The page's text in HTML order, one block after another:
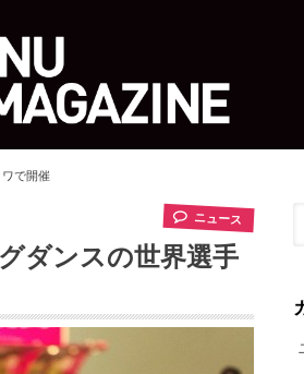
で開催
ニュース
ダンスの世界選手